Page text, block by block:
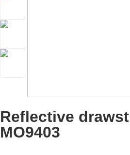
Reflective
MO9403